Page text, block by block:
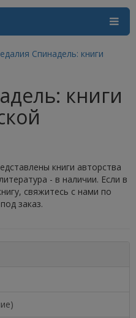
Спинадель: книги
книги
книги авторства
- в наличии. Если в
свяжитесь с нами по
заказ.